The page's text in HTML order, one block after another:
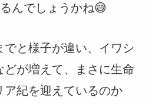
んでしょうかね😅
と様子が違い、イワシ
が増えて、まさに生命
ア紀を迎えているのか